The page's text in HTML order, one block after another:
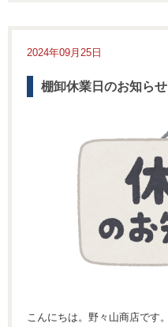
2024年09月25日
棚卸休業日のお知らせ
こんにちは。野々山商店です。